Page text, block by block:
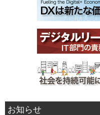
お知らせ